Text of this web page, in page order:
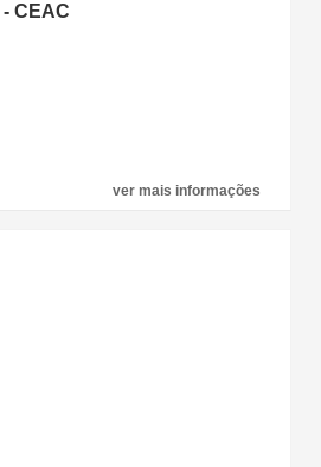
CEAC
ver mais informações